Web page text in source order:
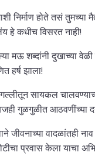
निर्माण होते तसं तुमच्या
हे कधीच विसरत नाही!
मऊ शब्दांनी दुखाच्या
हर्ष झाला!
सायकल
गुळगुळीत आठवणींच्या
जीवनाच्या वादळांतही
प्रवास केला याचा